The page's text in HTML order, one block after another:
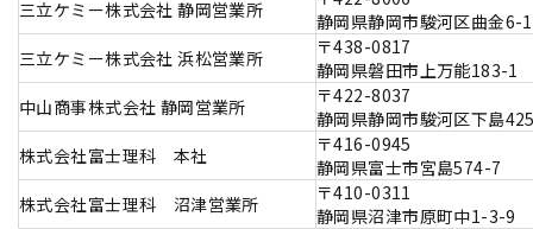
三立ケミー株式会社 静岡営業所
静岡県静岡市駿河区曲金6-
三立ケミー株式会社 浜松営業所
〒438-0817
静岡県磐田市上万能183-1
中山商事株式会社 静岡営業所
〒422-8037
静岡県静岡市駿河区下島
株式会社富士理科 本社
〒416-0945
静岡県富士市宮島574-7
株式会社富士理科 沼津営業所
〒410-0311
静岡県沼津市原町中1-3-9